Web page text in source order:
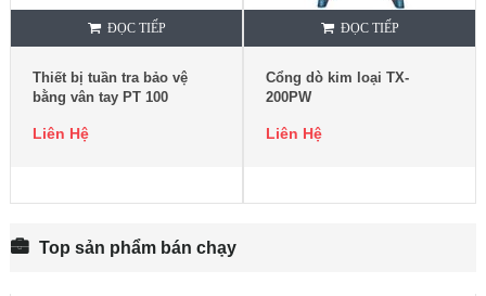
ĐỌC TIẾP
Thiết bị tuần tra bảo vệ
bằng vân tay PT 100
Liên Hệ
ĐỌC TIẾP
Cổng dò kim loại TX-
200PW
Liên Hệ
Top sản phẩm bán chạy